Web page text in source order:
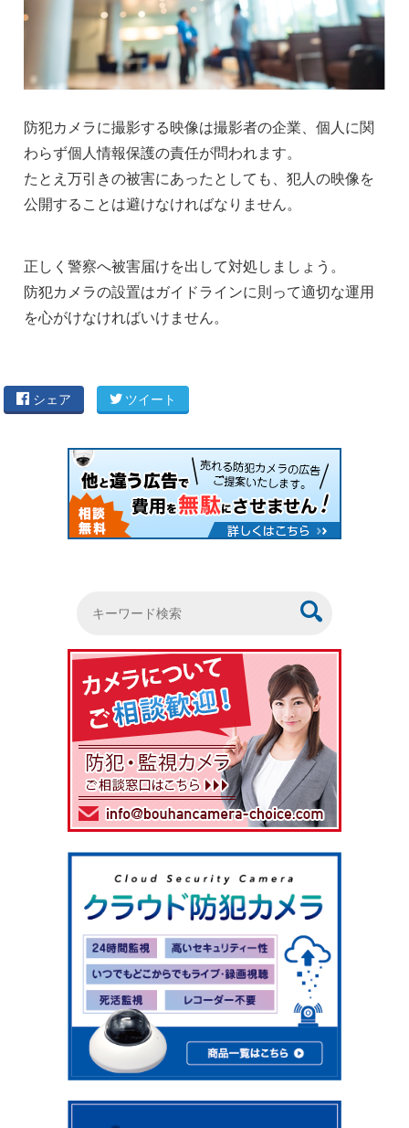
防犯カメラに撮影する映像は撮影者の企業、個人に関
わらず個人情報保護の責任が問われます。
たとえ万引きの被害にあったとしても、犯人の映像を
公開することは避けなければなりません。
正しく警察へ被害届けを出して対処しましょう。
防犯カメラの設置はガイドラインに則って適切な運用
を心がけなければいけません。
シェア ツイート